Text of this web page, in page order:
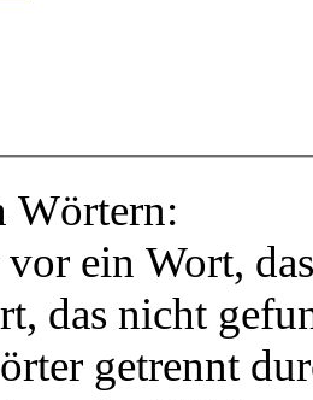
Wörtern:
vor ein Wort,
das nicht
getrennt